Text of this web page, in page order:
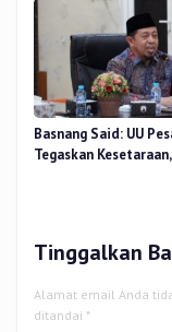
Basnang Said: UU
Tegaskan
Tinggalkan
Alamat email Anda
ditandai *